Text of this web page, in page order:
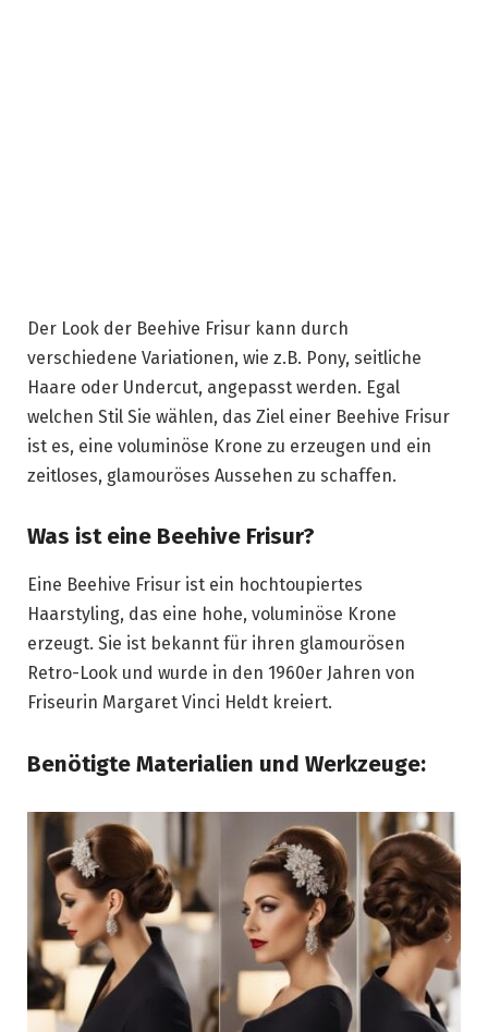
Der Look der Beehive Frisur kann durch
verschiedene Variationen, wie z.B. Pony, seitliche
Haare oder Undercut, angepasst werden. Egal
welchen Stil Sie wählen, das Ziel einer Beehive Frisur
ist es, eine voluminöse Krone zu erzeugen und ein
zeitloses, glamouröses Aussehen zu schaffen.
Was ist eine Beehive Frisur?
Eine Beehive Frisur ist ein hochtoupiertes
Haarstyling, das eine hohe, voluminöse Krone
erzeugt. Sie ist bekannt für ihren glamourösen
Retro-Look und wurde in den 1960er Jahren von
Friseurin Margaret Vinci Heldt kreiert.
Benötigte Materialien und Werkzeuge: